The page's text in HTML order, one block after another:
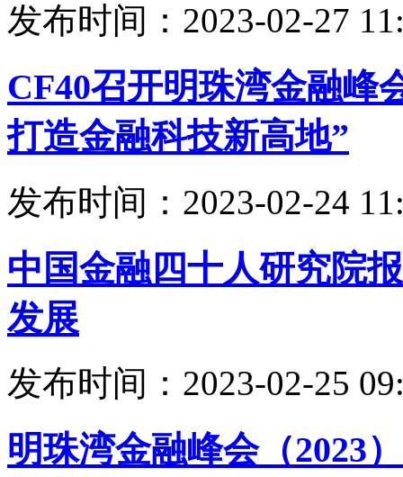
发布时间：2023-02-27
CF40召开明珠湾金融峰
打造金融科技新高地”
发布时间：2023-02-24
中国金融四十人研究院
发展
发布时间：2023-02-25
明珠湾金融峰会（2023